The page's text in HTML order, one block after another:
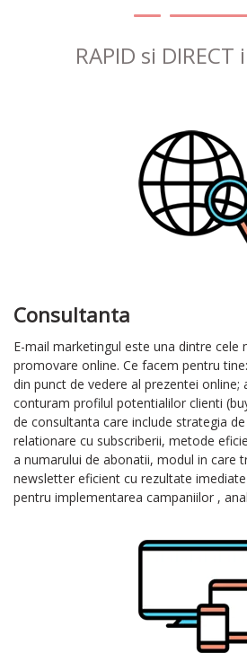
RAPID si DIRECT
Consultanta
E-mail marketingul este una dintre cele
promovare online. Ce facem pentru
din punct de vedere al prezentei online;
conturam profilul potentialilor clienti
de consultanta care include strategia
relationare cu subscriberii, metode
a numarului de abonatii, modul in care
newsletter eficient cu rezultate
pentru implementarea campaniilor ,